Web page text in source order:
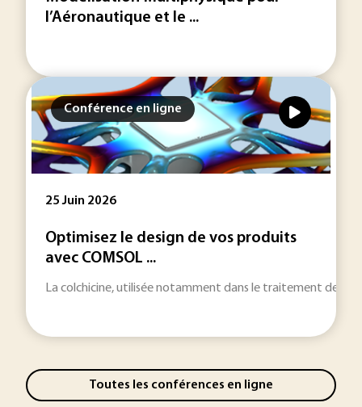
l’Aéronautique et le ...
Conférence en ligne
25 Juin 2026
Optimisez le design de vos produits
avec COMSOL ...
La colchicine, utilisée notamment dans le traitement de la
Toutes les conférences en ligne